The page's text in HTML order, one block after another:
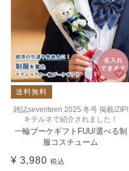
送料無料
雑誌seventeen 2025 冬号 掲載/ZIP!
キテルネで紹介されました！
一輪ブーケギフトFUU/選べる制
服コスチューム
¥ 3,980 税込